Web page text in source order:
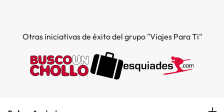
Otras iniciativas de éxito del grupo "Viajes Para Ti"